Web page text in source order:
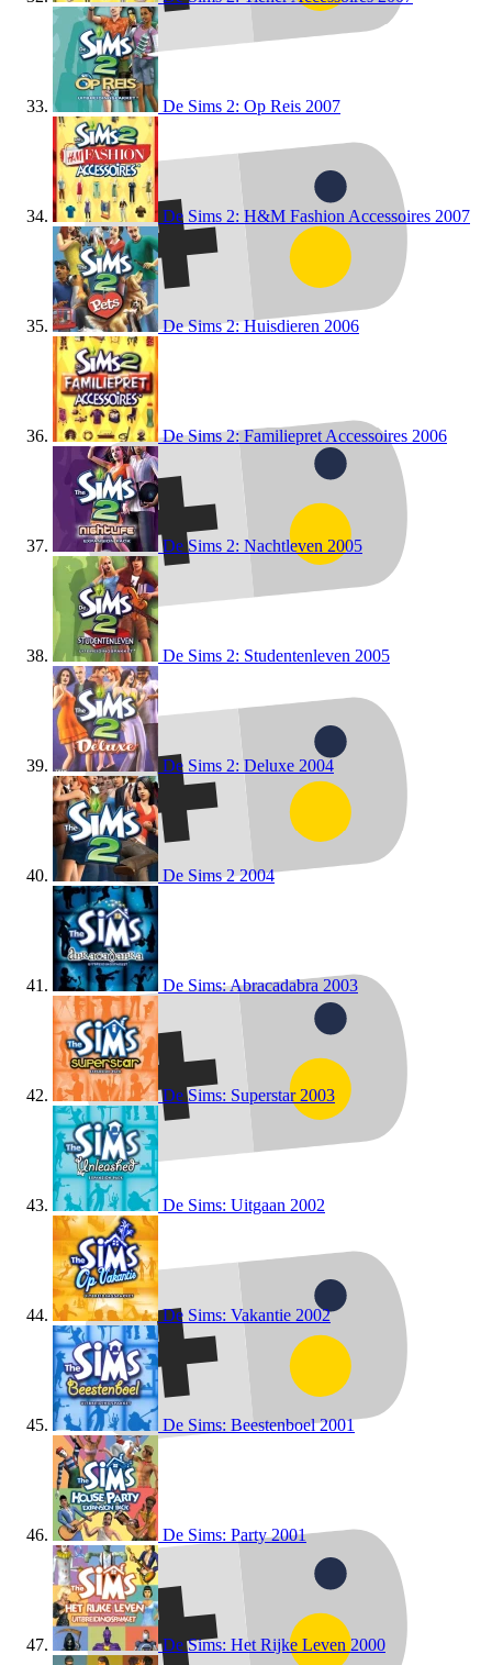
De Sims 2: Op Reis 2007
De Sims 2: H&M Fashion Accessoires 2007
De Sims 2: Huisdieren 2006
De Sims 2: Familiepret Accessoires 2006
De Sims 2: Nachtleven 2005
De Sims 2: Studentenleven 2005
De Sims 2: Deluxe 2004
De Sims 22004
De Sims: Abracadabra 2003
De Sims: Superstar 2003
De Sims: Uitgaan 2002
De Sims: Vakantie 2002
De Sims: Beestenboel2001
De Sims: Party2001
De Sims: Het Rijke Leven 2000